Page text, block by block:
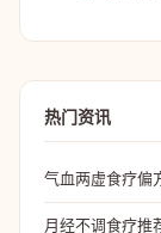
热门资讯
气血两虚食疗偏
月经不调食疗推